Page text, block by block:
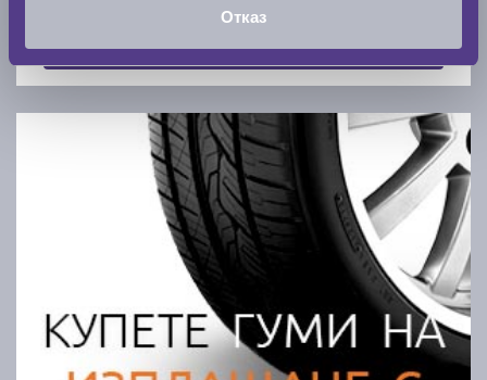
Отказ
Покажи гуми